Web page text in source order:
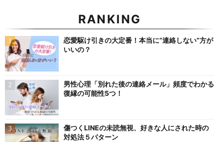
RANKING
恋愛駆け引きの大定番！本当に”連絡しない”方が
いいの？
男性心理「別れた後の連絡メール」頻度でわかる
復縁の可能性5つ！
傷つくLINEの未読無視、好きな人にされた時の
対処法５パターン